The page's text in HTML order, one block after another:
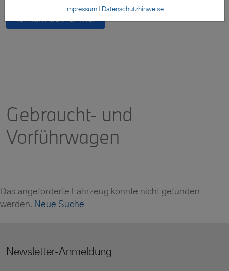
Kontakt aufnehmen
Gebraucht- und
Vorführwagen
Das angeforderte Fahrzeug konnte nicht gefunden
werden. Neue Suche
Newsletter-Anmeldung
Impressum | Datenschutzhinweise